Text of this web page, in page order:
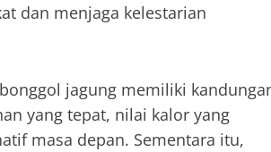
dan menjaga kelestarian
jagung memiliki
yang tepat, nilai kalor yang
masa depan. Sementara itu,